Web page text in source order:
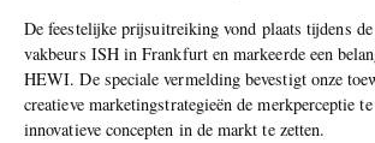
De feestelijke prijsuitreiking vond plaats tijdens de
vakbeurs ISH in Frankfurt en markeerde een
HEWI. De speciale vermelding bevestigt onze
creatieve marketingstrategieën de merkperceptie
innovatieve concepten in de markt te zetten.